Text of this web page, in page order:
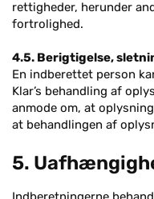
rettigheder, herunder
fortrolighed.
4.5. Berigtigelse,
En indberettet person
Klar’s behandling af
anmode om, at
at behandlingen af
5.